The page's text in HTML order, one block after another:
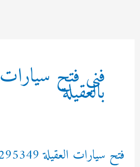
فني فتح سيارات
بالعقيلة
فتح سيارات العقيلة 92295349